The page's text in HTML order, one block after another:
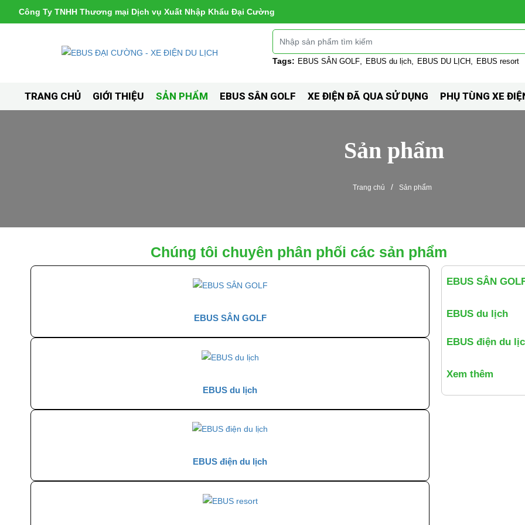
Công Ty TNHH Thương mại Dịch vụ Xuất Nhập Khẩu Đại Cường
Tags: EBUS SÂN GOLF EBUS du lịch EBUS DU LỊCH EBUS resort
TRANG CHỦ GIỚI THIỆU SẢN PHẨM EBUS SÂN GOLF XE ĐIỆN ĐÃ QUA SỬ DỤNG PHỤ TÙNG XE
Sản phẩm
Trang chủ / Sản phẩm
Chúng tôi chuyên phân phối các sản phẩm
EBUS SÂN GOLF
EBUS du lịch
EBUS điện du lịch
EBUS SÂN
EBUS du lịch
EBUS điện du
Xem thêm